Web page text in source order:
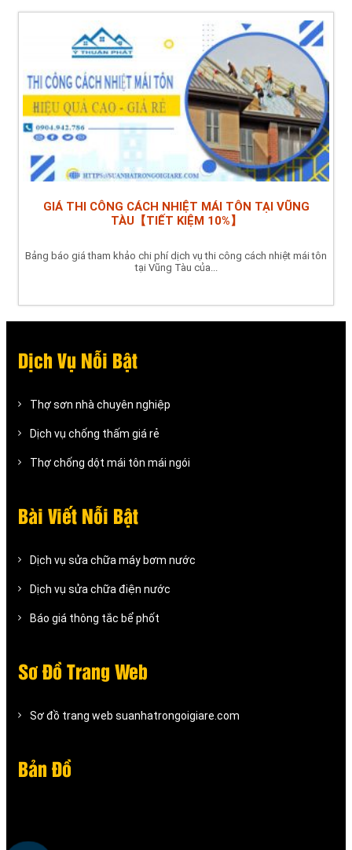
GIÁ THI CÔNG CÁCH NHIỆT MÁI TÔN TẠI VŨNG
TÀU【TIẾT KIỆM 10%】
Bảng báo giá tham khảo chi phí dịch vụ thi công cách nhiệt mái tôn
tại Vũng Tàu của...
Dịch Vụ Nỗi Bật
Thợ sơn nhà chuyên nghiệp
Dịch vụ chống thấm giá rẻ
Thợ chống dột mái tôn mái ngói
Bài Viết Nỗi Bật
Dịch vụ sửa chữa máy bơm nước
Dịch vụ sửa chữa điện nước
Báo giá thông tắc bể phốt
Sơ Đồ Trang Web
Sơ đồ trang web suanhatrongoigiare.com
Bản Đồ